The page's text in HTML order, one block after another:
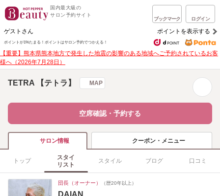
国内最大級の
サロン予約サイト
ブックマーク ログイン
ゲストさん ポイントを表示する
ポイントが1%たまる！ ポイントはサロン予約でつかえる！
【重要】熊本県熊本地方で発生した地震の影響のある地域へご予約されているお客
様へ（2026年7月28日）
TETRA 【テトラ】 MAP
空席確認・予約する
サロン情報 クーポン・メニュー
トップ
スタイ
リスト
スタイル ブログ 口コミ
団長（オーナー） （歴20年以上）
DAIAN